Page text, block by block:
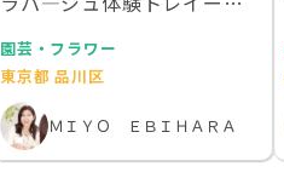
園芸・フラワー
東京都 品川区
ＭＩＹＯ ＥＢＩＨＡＲＡ